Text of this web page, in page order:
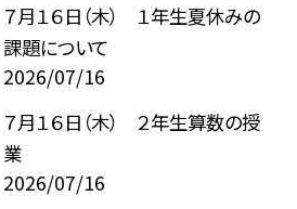
７月１６日（木） １年生夏休みの
課題について
2026/07/16
７月１６日（木） ２年生算数の授
業
2026/07/16